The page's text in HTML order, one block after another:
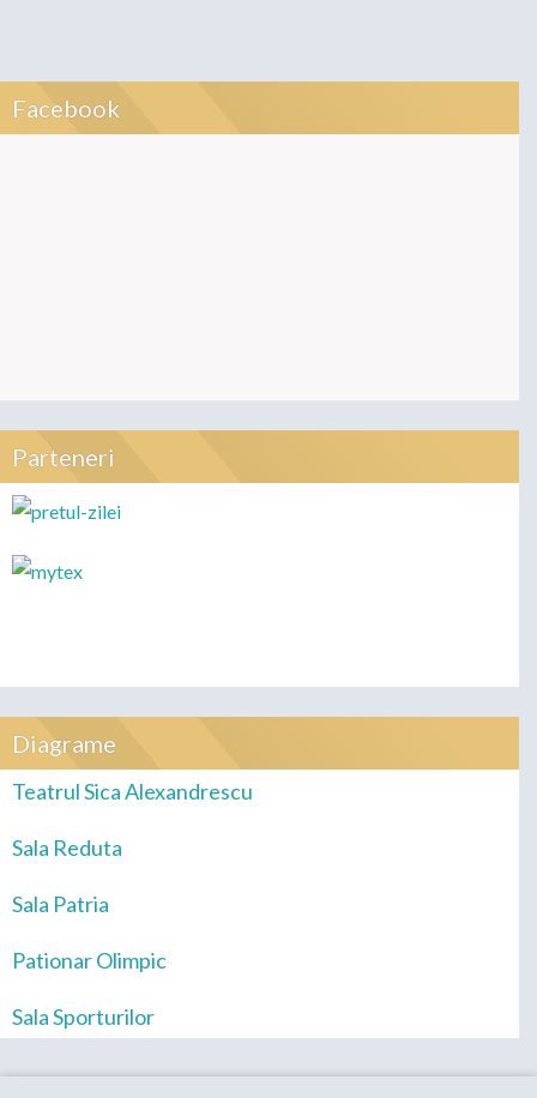
Facebook
Parteneri
Diagrame
Teatrul Sica Alexandrescu
Sala Reduta
Sala Patria
Pationar Olimpic
Sala Sporturilor